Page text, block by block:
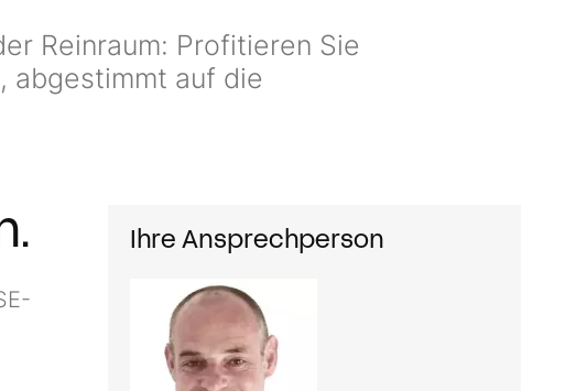
Reinraum: Profitieren Sie
abgestimmt auf die
Ihre Ansprechperson